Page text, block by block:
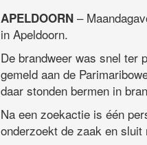
APELDOORN –
in Apeldoorn.
De brandweer was snel ter
gemeld aan de
daar stonden bermen in
Na een zoekactie is één
onderzoekt de zaak en